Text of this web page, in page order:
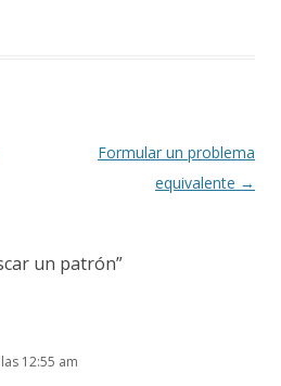
Formular un problema
equivalente →
un patrón”
12:55 am